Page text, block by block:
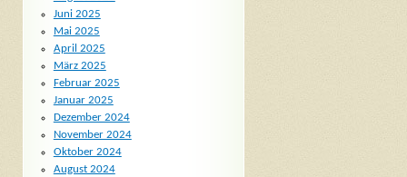
Juni 2025
Mai 2025
April 2025
März 2025
Februar 2025
Januar 2025
Dezember 2024
November 2024
Oktober 2024
August 2024